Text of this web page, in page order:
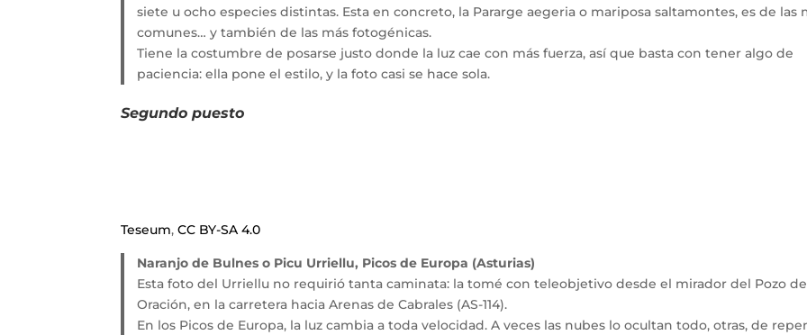
siete u ocho especies distintas. Esta en concreto, la Pararge aegeria o mariposa saltamontes, es de las
comunes… y también de las más fotogénicas.
Tiene la costumbre de posarse justo donde la luz cae con más fuerza, así que basta con tener algo de
paciencia: ella pone el estilo, y la foto casi se hace sola.
Segundo puesto
Teseum,CC BY-SA 4.0
Naranjo de Bulnes o Picu Urriellu, Picos de Europa (Asturias)
Esta foto del Urriellu no requirió tanta caminata: la tomé con teleobjetivo desde el mirador del Pozo
Oración, en la carretera hacia Arenas de Cabrales (AS-114).
En los Picos de Europa, la luz cambia a toda velocidad. A veces las nubes lo ocultan todo, otras, de